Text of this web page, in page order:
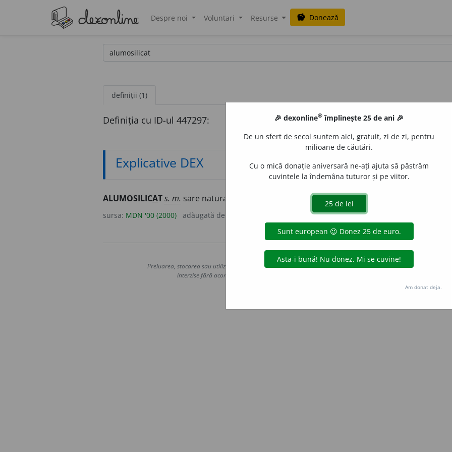
Despre noi Voluntari Resurse savings Donează
definiții (1)
Definiția cu ID-ul 447297:
Explicative DEX
ALUMOSILICATs. m. sare naturală din silice și alumină. (<fr.alumosilicate
sursa: MDN '00 (2000) adăugată de
Copyright © 2004-2026 dexonline (https://dexonline.ro)
Preluarea, stocarea sau utilizarea datelor de pe acest site, inclusiv prin orice metode de extragere automată
interzise fără acordul nostru prealabil scris, cu excepția seturilor de date oferite oficial spre utilizare
Hosterion
🎉 dexonline® împlinește 25 de ani 🎉
De un sfert de secol suntem aici, gratuit, zi de zi, pentru
milioane de căutări.
Cu o mică donație aniversară ne-ați ajuta să păstrăm
cuvintele la îndemâna tuturor și pe viitor.
Am donat deja.